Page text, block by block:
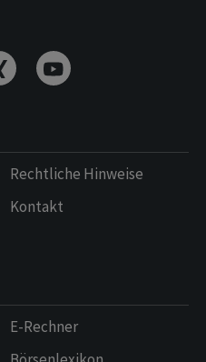
Rechtliche Hinweise
Kontakt
E-Rechner